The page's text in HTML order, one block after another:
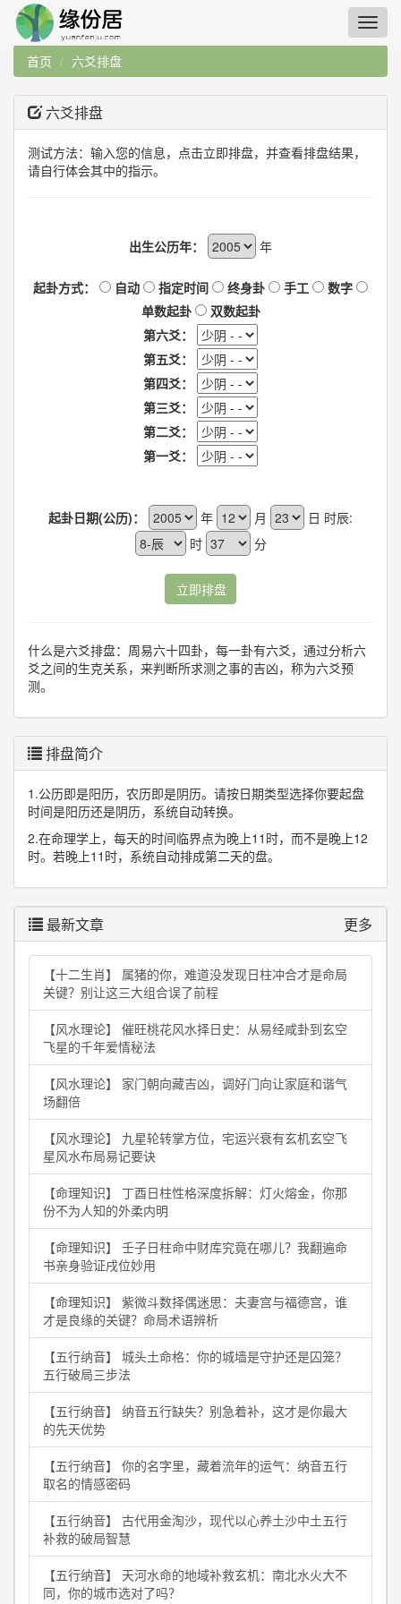
首页 六爻排盘
六爻排盘
测试方法：输入您的信息，点击立即排盘，并查看排盘结果，
请自行体会其中的指示。
出生公历年： 年
起卦方式： 自动 指定时间 终身卦 手工
数字
单数起卦
双数起卦
第六爻：
第五爻：
第四爻：
第三爻：
第二爻：
第一爻：
起卦日期(公历)： 年 月
日 时辰:
时
分
立即排盘
什么是六爻排盘：周易六十四卦，每一卦有六爻，通过分析六
爻之间的生克关系，来判断所求测之事的吉凶，称为六爻预
测。
排盘简介
1.公历即是阳历，农历即是阴历。请按日期类型选择你要起盘
时间是阳历还是阴历，系统自动转换。
2.在命理学上，每天的时间临界点为晚上11时，而不是晚上12
时。若晚上11时，系统自动排成第二天的盘。
最新文章 更多
【十二生肖】 属猪的你，难道没发现日柱冲合才是命局
关键？别让这三大组合误了前程
【风水理论】 催旺桃花风水择日史：从易经咸卦到玄空
飞星的千年爱情秘法
【风水理论】 家门朝向藏吉凶，调好门向让家庭和谐气
场翻倍
【风水理论】 九星轮转掌方位，宅运兴衰有玄机玄空飞
星风水布局易记要诀
【命理知识】 丁酉日柱性格深度拆解：灯火熔金，你那
份不为人知的外柔内明
【命理知识】 壬子日柱命中财库究竟在哪儿？我翻遍命
书亲身验证戌位妙用
【命理知识】 紫微斗数择偶迷思：夫妻宫与福德宫，谁
才是良缘的关键？命局术语辨析
【五行纳音】 城头土命格：你的城墙是守护还是囚笼？
五行破局三步法
【五行纳音】 纳音五行缺失？别急着补，这才是你最大
的先天优势
【五行纳音】 你的名字里，藏着流年的运气：纳音五行
取名的情感密码
【五行纳音】 古代用金淘沙，现代以心养土沙中土五行
补救的破局智慧
【五行纳音】 天河水命的地域补救玄机：南北水火大不
同，你的城市选对了吗？